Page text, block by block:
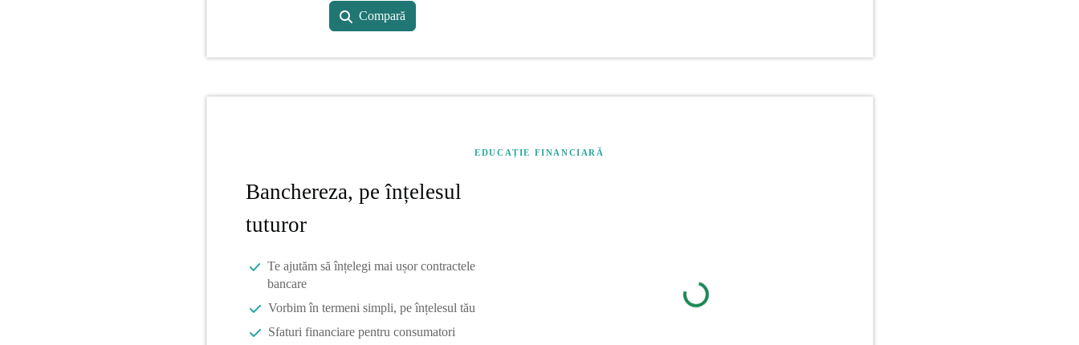
Compară
EDUCAȚIE FINANCIARĂ
Banchereza, pe înțelesul
tuturor
Te ajutăm să înțelegi mai ușor contractele
bancare
Vorbim în termeni simpli, pe înțelesul tău
Sfaturi financiare pentru consumatori